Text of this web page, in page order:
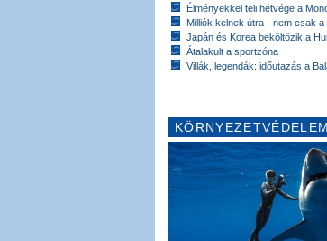
Élményekkel teli hétvége a
Milliók kelnek útra - nem csak
Japán és Korea beköltözik a
Átalakult a sportzóna
Villák, legendák: időutazás a
KÖRNYEZETVÉDELEM